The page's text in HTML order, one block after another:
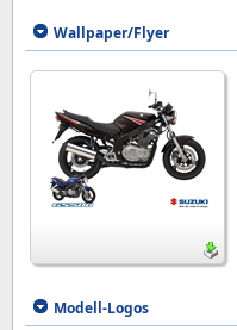
Wallpaper/Flyer
Modell-Logos